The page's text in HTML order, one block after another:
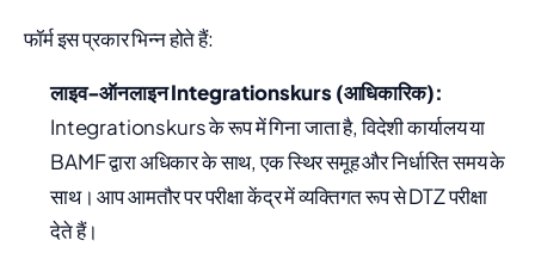
फॉर्म इस प्रकार भिन्न होते हैं:
लाइव-ऑनलाइन Integrationskurs (आधिकारिक):
Integrationskurs के रूप में गिना जाता है, विदेशी कार्यालय या
BAMF द्वारा अधिकार के साथ, एक स्थिर समूह और निर्धारित समय के
साथ। आप आमतौर पर परीक्षा केंद्र में व्यक्तिगत रूप से DTZ परीक्षा
देते हैं।